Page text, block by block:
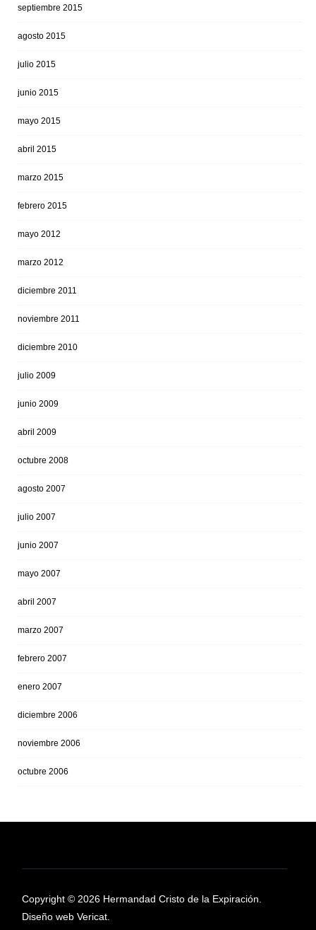
septiembre 2015
agosto 2015
julio 2015
junio 2015
mayo 2015
abril 2015
marzo 2015
febrero 2015
mayo 2012
marzo 2012
diciembre 2011
noviembre 2011
diciembre 2010
julio 2009
junio 2009
abril 2009
octubre 2008
agosto 2007
julio 2007
junio 2007
mayo 2007
abril 2007
marzo 2007
febrero 2007
enero 2007
diciembre 2006
noviembre 2006
octubre 2006
Copyright © 2026 Hermandad Cristo de la Expiración.
Diseño web Vericat.